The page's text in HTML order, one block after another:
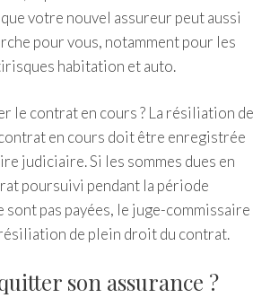
votre nouvel assureur peut aussi
pour vous, notamment pour les
habitation et auto.
le contrat en cours ? La résiliation de
en cours doit être enregistrée
judiciaire. Si les sommes dues en
poursuivi pendant la période
sont pas payées, le juge-commissaire
de plein droit du contrat.
son assurance ?